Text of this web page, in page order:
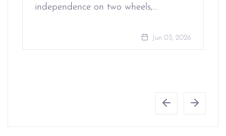
independence on two wheels,…
Jun 03, 2026